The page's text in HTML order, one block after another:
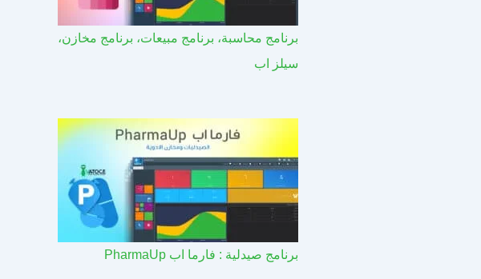
برنامج محاسبة، برنامج مبيعات، برنامج مخازن،
سيلز اب
برنامج صيدلية : فارما اب PharmaUp​